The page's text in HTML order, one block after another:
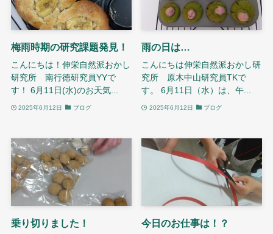
梅雨時期の研究課題発見！
こんにちは！伸栄自然派おかし
研究所 南行徳研究員YYで
す！ 6月11日(水)のお天気...
2025年6月12日 ブログ
雨の日は…
こんにちは伸栄自然派おかし研
究所 原木中山研究員TKで
す。 6月11日（水）は、午...
2025年6月12日 ブログ
乗り切りました！ 今日のお仕事は！？